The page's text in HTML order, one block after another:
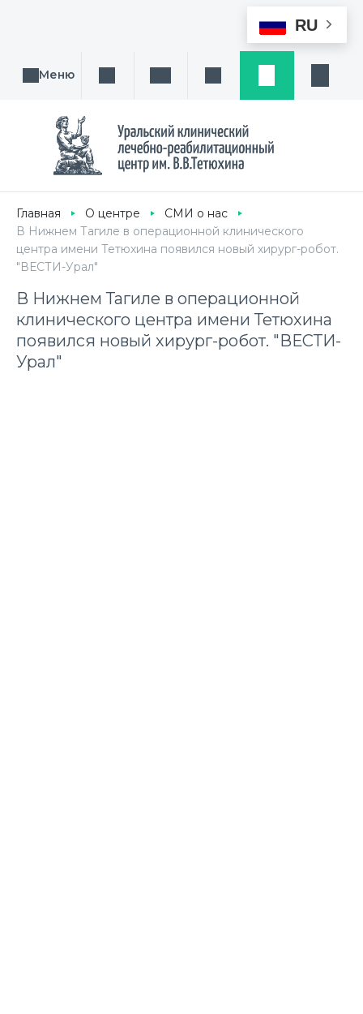
RU
Меню Поиск услуги, направления или врача
Написать намЗаказ звонка
Главная О центре
СМИ о нас
В Нижнем Тагиле в операционной клинического
центра имени Тетюхина появился новый хирург-робот.
"ВЕСТИ-Урал"
В Нижнем Тагиле в операционной
клинического центра имени Тетюхина
появился новый хирург-робот. "ВЕСТИ-
Урал"